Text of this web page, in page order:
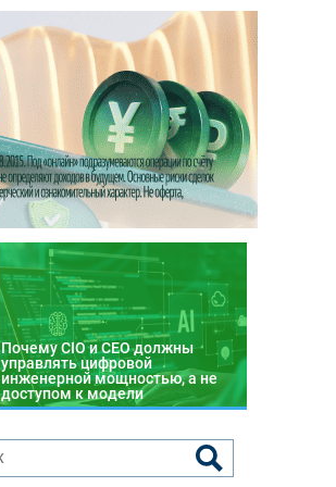
Почему CIO и CEO должны
управлять цифровой
инженерной мощностью, а не
доступом к модели